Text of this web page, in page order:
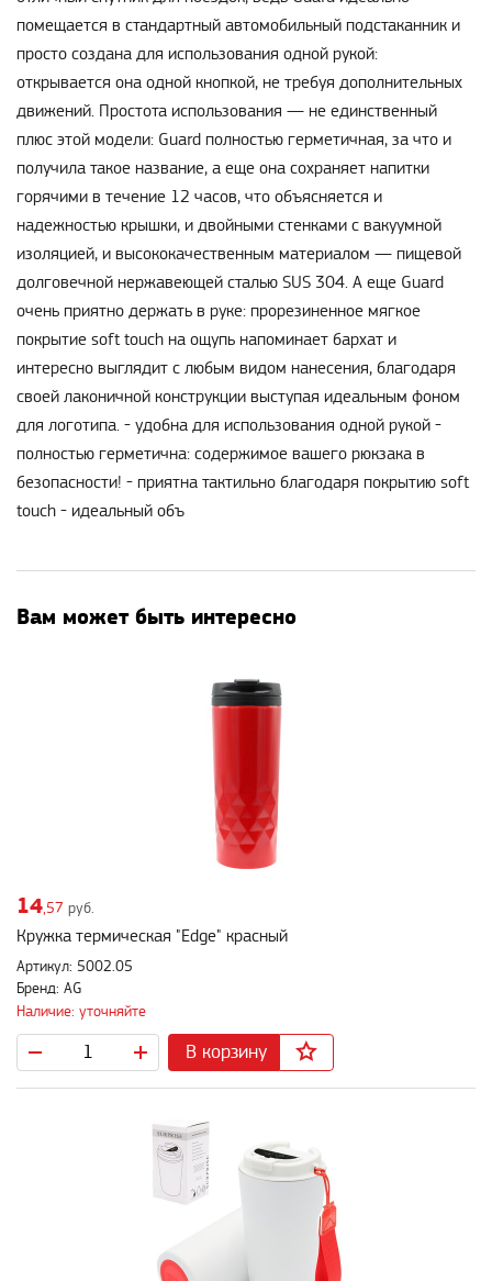
помещается в стандартный автомобильный подстаканник и
просто создана для использования одной рукой:
открывается она одной кнопкой, не требуя дополнительных
движений. Простота использования — не единственный
плюс этой модели: Guard полностью герметичная, за что и
получила такое название, а еще она сохраняет напитки
горячими в течение 12 часов, что объясняется и
надежностью крышки, и двойными стенками с вакуумной
изоляцией, и высококачественным материалом — пищевой
долговечной нержавеющей сталью SUS 304. А еще Guard
очень приятно держать в руке: прорезиненное мягкое
покрытие soft touch на ощупь напоминает бархат и
интересно выглядит с любым видом нанесения, благодаря
своей лаконичной конструкции выступая идеальным фоном
для логотипа. - удобна для использования одной рукой -
полностью герметична: содержимое вашего рюкзака в
безопасности! - приятна тактильно благодаря покрытию soft
touch - идеальный объ
Вам может быть интересно
14,57 руб.
Кружка термическая "Edge" красный
Артикул: 5002.05
Бренд: AG
Наличие: уточняйте
В корзину